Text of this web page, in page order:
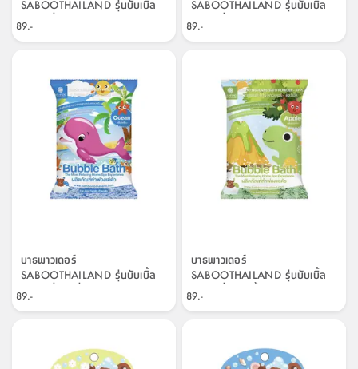
SABOOTHAILAND รุ่นบับเบิ้ล
บาธ กลิ่นมะม่วง ขนาด 100 กรัม
- สีเหลือง
89.-
SABOOTHAILAND รุ่นบับเบิ้ล
บาธ กลิ่นส้ม ขนาด 100 กรัม - สี
ส้ม
89.-
บาธพาวเดอร์
SABOOTHAILAND รุ่นบับเบิ้ล
บาธ กลิ่นโอเชี่ยน ขนาด 100
กรัม - สีน้ำเงิน
89.-
บาธพาวเดอร์
SABOOTHAILAND รุ่นบับเบิ้ล
บาธ กลิ่นแอปเปิ้ล ขนาด 100
กรัม - สีเขียว
89.-